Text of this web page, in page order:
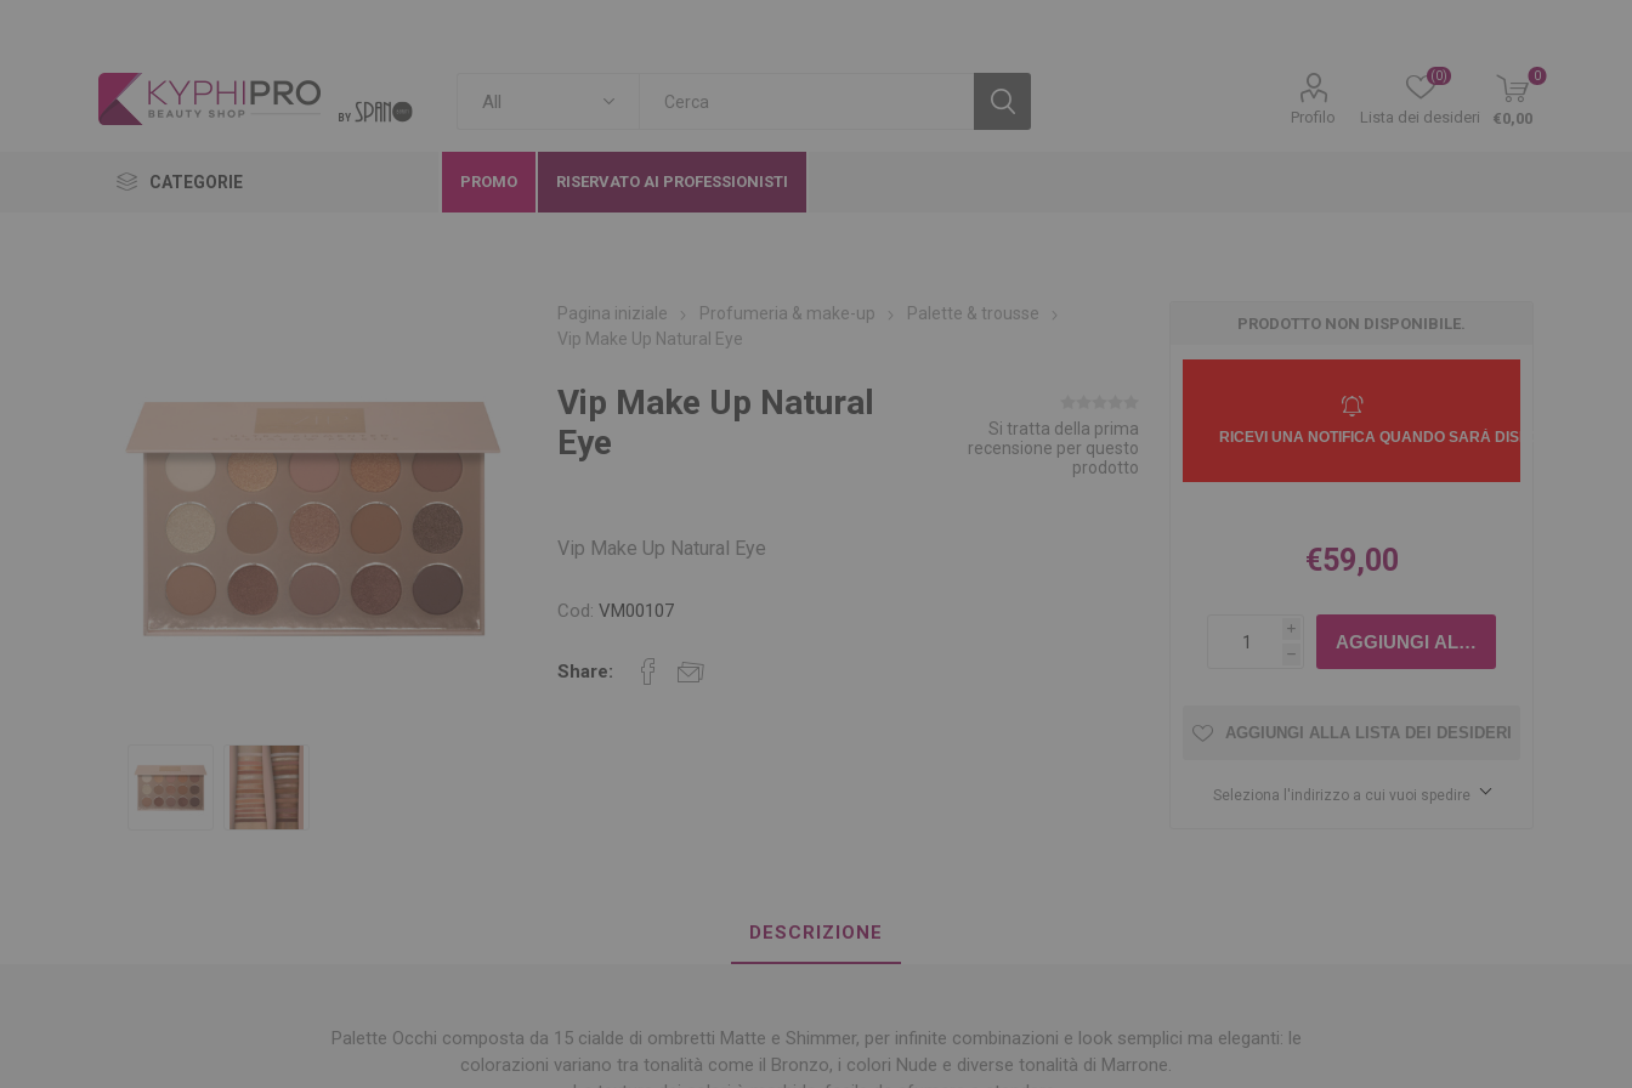
Profilo Lista dei desideri
(0) 0
€0,00
CATEGORIE PROMO RISERVATO AI PROFESSIONISTI
Pagina iniziale Profumeria & make-up
Palette & trousse
Vip Make Up Natural Eye
Vip Make Up Natural
Eye
Si tratta della prima
recensione per questo
prodotto
Vip Make Up Natural Eye
Cod: VM00107
Share:
PRODOTTO NON DISPONIBILE.
€59,00
i
h
AGGIUNGI ALLA LISTA DEI DESIDERI
Seleziona l'indirizzo a cui vuoi spedire
DESCRIZIONE
Palette Occhi composta da 15 cialde di ombretti Matte e Shimmer, per infinite combinazioni e look semplici ma eleganti: le
colorazioni variano tra tonalità come il Bronzo, i colori Nude e diverse tonalità di Marrone.